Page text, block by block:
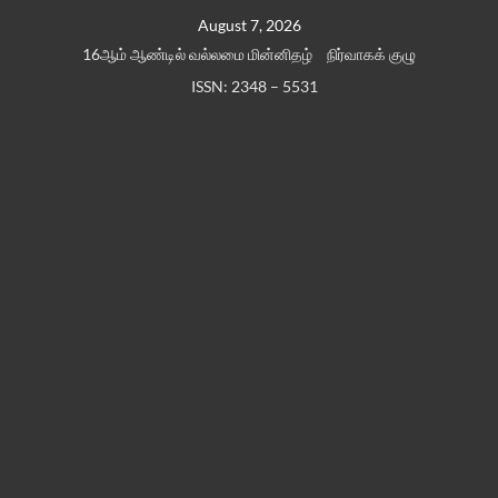
August 7, 2026
16ஆம் ஆண்டில் வல்லமை மின்னிதழ்
நிர்வாகக் குழு
ISSN: 2348 – 5531